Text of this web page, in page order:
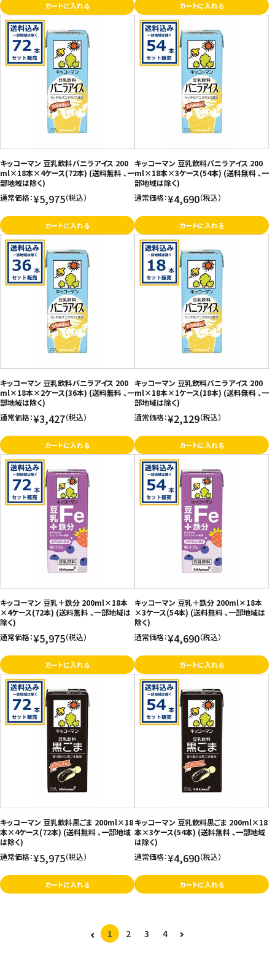
カートに入れる カートに入れる
キッコーマン 豆乳飲料バニラアイス 200
ml×18本×4ケース(72本) (送料無料 、一
部地域は除く)
通常価格：¥5,975（税込）
カートに入れる
キッコーマン 豆乳飲料バニラアイス 200
ml×18本×3ケース(54本) (送料無料 、一
部地域は除く)
通常価格：¥4,690（税込）
カートに入れる
キッコーマン 豆乳飲料バニラアイス 200
ml×18本×2ケース(36本) (送料無料 、一
部地域は除く)
通常価格：¥3,427（税込）
カートに入れる
キッコーマン 豆乳飲料バニラアイス 200
ml×18本×1ケース(18本) (送料無料 、一
部地域は除く)
通常価格：¥2,129（税込）
カートに入れる
キッコーマン 豆乳＋鉄分 200ml×18本
×4ケース(72本) (送料無料 、一部地域は
除く)
通常価格：¥5,975（税込）
カートに入れる
キッコーマン 豆乳＋鉄分 200ml×18本
×3ケース(54本) (送料無料 、一部地域は
除く)
通常価格：¥4,690（税込）
カートに入れる
キッコーマン 豆乳飲料黒ごま 200ml×18
本×4ケース(72本) (送料無料 、一部地域
は除く)
通常価格：¥5,975（税込）
カートに入れる
キッコーマン 豆乳飲料黒ごま 200ml×18
本×3ケース(54本) (送料無料 、一部地域
は除く)
通常価格：¥4,690（税込）
カートに入れる
1 2 3 4